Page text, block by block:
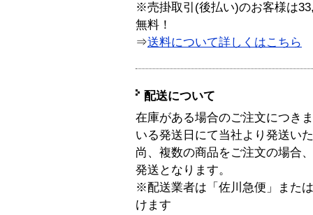
※売掛取引(後払い)のお客様は
無料！
⇒送料について詳しくはこちら
配送について
在庫がある場合のご注文につき
いる発送日にて当社より発送い
尚、複数の商品をご注文の場合
発送となります。
※配送業者は「佐川急便」また
けます